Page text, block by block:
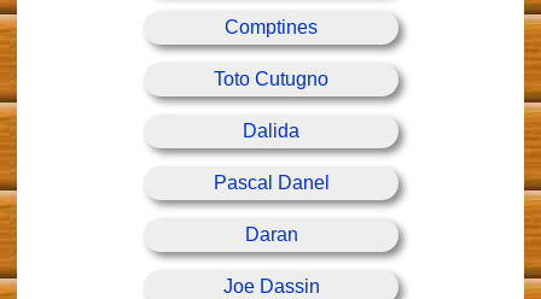
Comptines
Toto Cutugno
Dalida
Pascal Danel
Daran
Joe Dassin